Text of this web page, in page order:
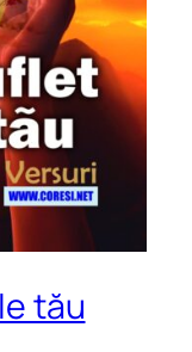
tău